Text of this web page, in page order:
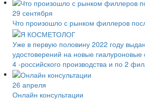
29 сентября
Что произошло с рынком филлеров
Уже в первую половину 2022 году
удостоверений на новые
4 -российского производства и по 2
26 апреля
Онлайн консультации